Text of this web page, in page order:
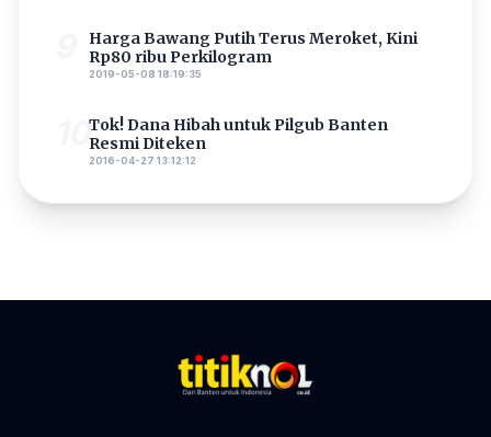
Harga Bawang Putih Terus Meroket, Kini
Rp80 ribu Perkilogram
2019-05-08 18:19:35
10Tok! Dana Hibah untuk Pilgub Banten
Resmi Diteken
2016-04-27 13:12:12